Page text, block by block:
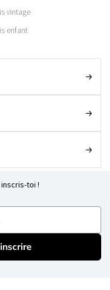
vintage
enfant
toi !